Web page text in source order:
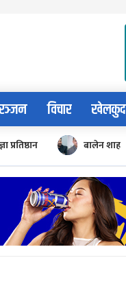
विचार खेलकुद
प्रतिष्ठान बालेन शाह